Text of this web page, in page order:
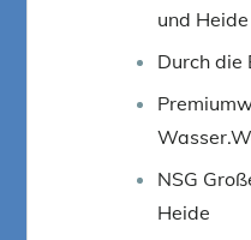
und Heide
Durch die
NSG
Heide